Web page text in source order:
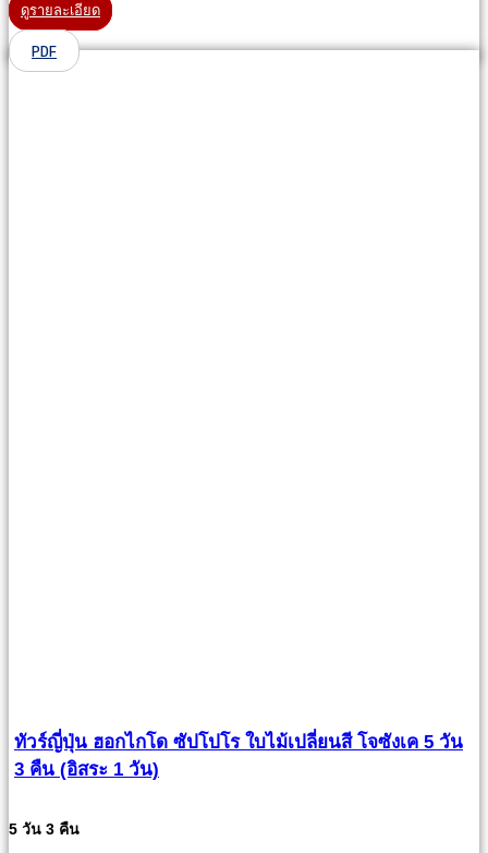
ดูรายละเอียด
PDF
ทัวร์ญี่ปุ่น ฮอกไกโด ซัปโปโร ใบไม้เปลี่ยนสี โจซังเค 5 วัน
3 คืน (อิสระ 1 วัน)
5 วัน 3 คืน